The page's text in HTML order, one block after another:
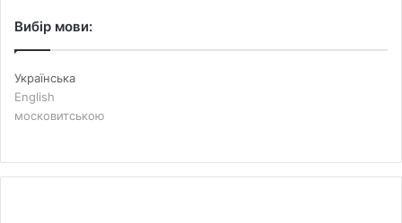
Вибір мови:
Українська
English
московитською